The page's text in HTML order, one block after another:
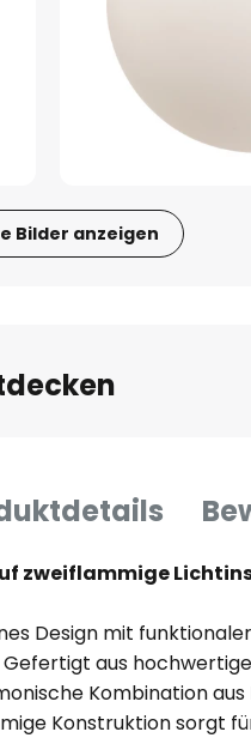
Bilder anzeigen
zweiflammige
Design mit
aus
Kombination aus
Konstruktion sorgt